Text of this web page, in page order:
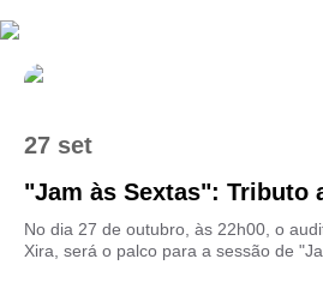
27 set
"Jam às Sextas": Tributo
No dia 27 de outubro, às 22h00, o
Xira, será o palco para a sessão de